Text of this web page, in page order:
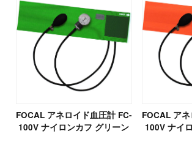
FOCAL アネロイド血圧計 FC-
100V ナイロンカフ グリーン
FOCAL ア
100V ナイ